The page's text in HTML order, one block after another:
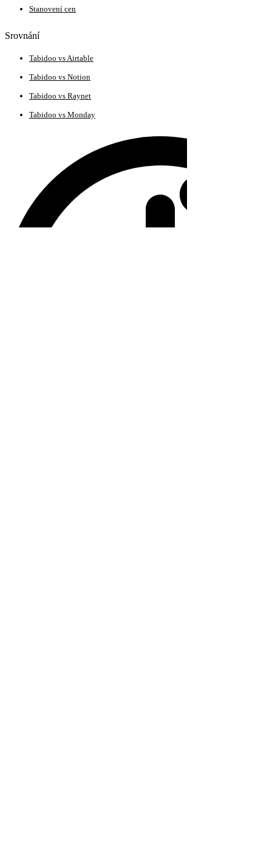
Stanovení cen
Srovnání
Tabidoo vs Airtable
Tabidoo vs Notion
Tabidoo vs Raynet
Tabidoo vs Monday